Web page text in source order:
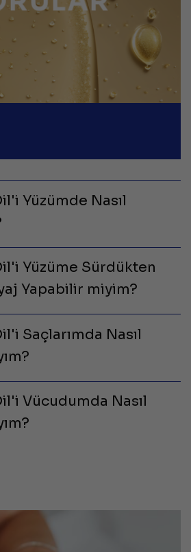
Yüzümde Nasıl
Yüzüme Sürdükten
Yapabilir miyim?
Saçlarımda Nasıl
Vücudumda Nasıl